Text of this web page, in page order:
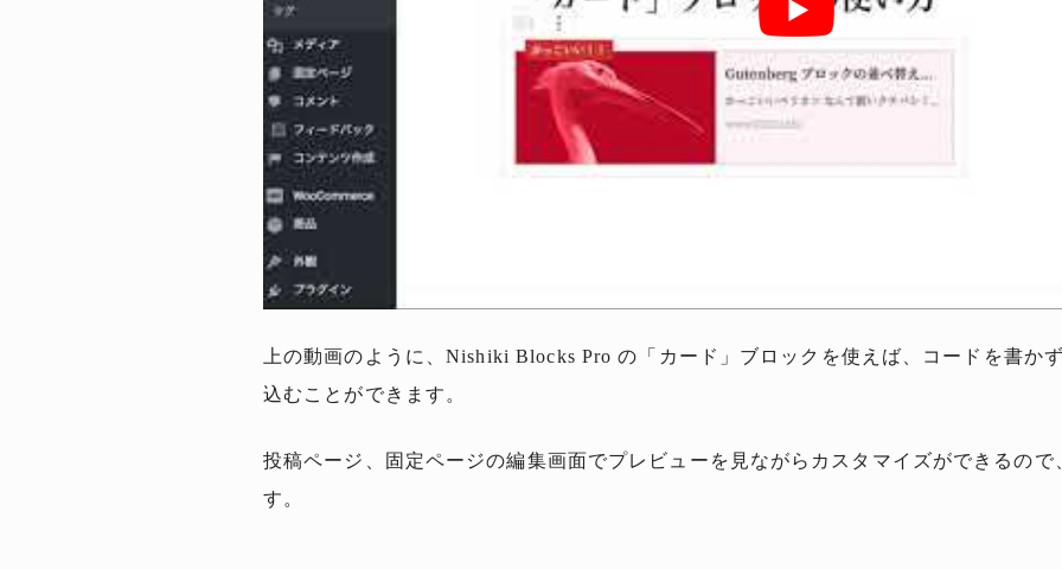
上の動画のように、Nishiki Blocks Pro の「カード」ブロックを使えば、コードを書か
込むことができます。
投稿ページ、固定ページの編集画面でプレビューを見ながらカスタマイズができるの
す。